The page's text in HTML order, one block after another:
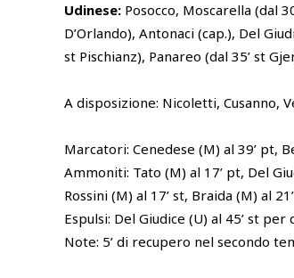
Udinese: Posocco, Moscarella (dal
D’Orlando), Antonaci (cap.), Del
st Pischianz), Panareo (dal 35’ st
A disposizione: Nicoletti, Cusanno,
Marcatori: Cenedese (M) al 39’ pt,
Ammoniti: Tato (M) al 17’ pt, Del
Rossini (M) al 17’ st, Braida (M) al
Espulsi: Del Giudice (U) al 45’ st
Note: 5’ di recupero nel secondo